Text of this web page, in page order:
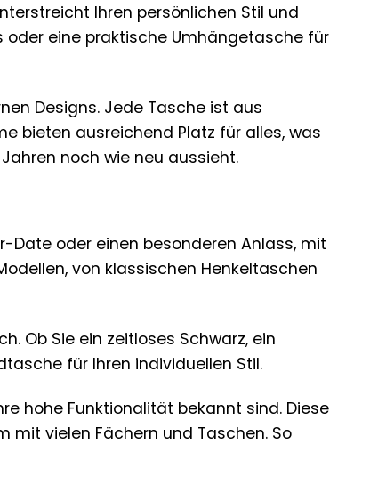
Ihren persönlichen Stil und
oder eine praktische Umhängetasche für
Designs. Jede Tasche ist aus
bieten ausreichend Platz für alles, was
noch wie neu aussieht.
Date oder einen besonderen Anlass, mit
von klassischen Henkeltaschen
Ob Sie ein zeitloses Schwarz, ein
für Ihren individuellen Stil.
hohe Funktionalität bekannt sind. Diese
vielen Fächern und Taschen. So